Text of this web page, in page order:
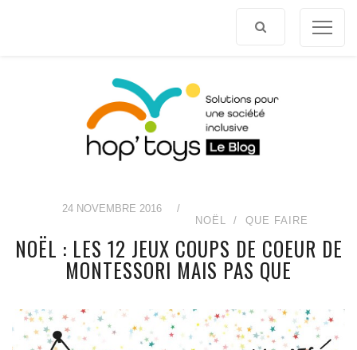
24 NOVEMBRE 2016
/
NOËL
QUE FAIRE
NOËL : LES 12 JEUX COUPS DE COEUR DE
MONTESSORI MAIS PAS QUE